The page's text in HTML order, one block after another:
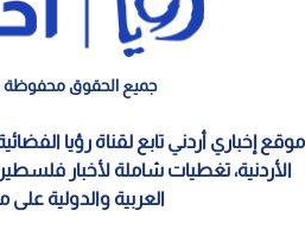
جميع الحقوق محفوظة
موقع إخباري أردني تابع لقناة رؤيا
الأردنية، تغطيات شاملة لأخبار
العربية والدولية على